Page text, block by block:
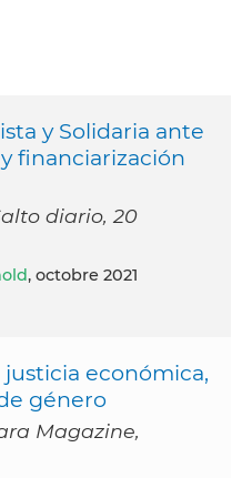
y Solidaria ante
financiarización
diario, 20
, octobre 2021
justicia económica,
género
Magazine,